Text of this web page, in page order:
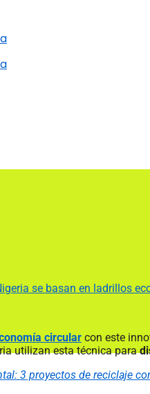
se basan en ladrillos
circular con este
utilizan esta técnica para
3 proyectos de reciclaje